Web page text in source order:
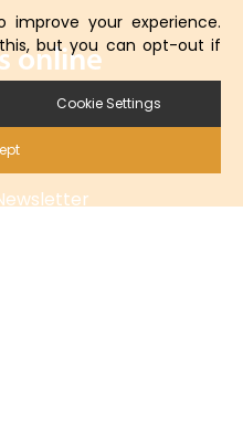
online
improve your experience.
but you can opt-out if
Cookie Settings